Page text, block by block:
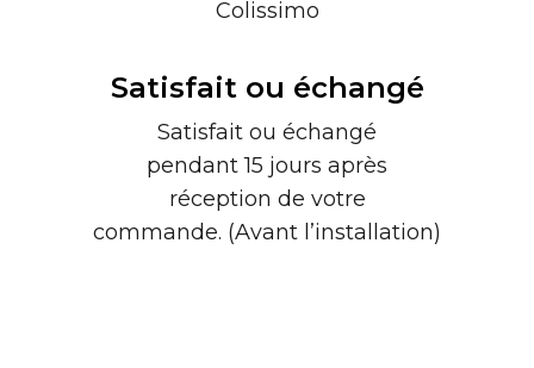
Colissimo
Satisfait ou échangé
Satisfait ou échangé
pendant 15 jours après
réception de votre
commande. (Avant l’installation)